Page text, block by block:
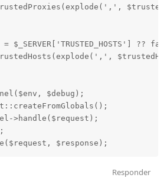
??
$debug);
>handle($request);
$response);
Responder